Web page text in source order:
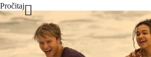
Pročitaj